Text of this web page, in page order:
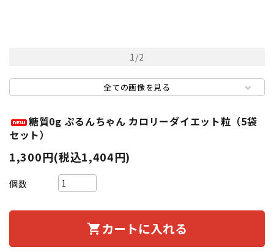
1/2
全ての画像を見る
糖質0g ぷるんちゃん カロリーダイエット粒（5袋
セット）
1,300円(税込1,404円)
個数
shopping_cart カートに入れる